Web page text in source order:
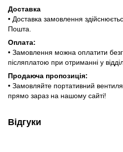
Доставка
• Доставка замовлення
Пошта.
Оплата:
• Замовлення можна оплатити
післяплатою при отриманні у
Продаюча пропозиція:
• Замовляйте портативний
прямо зараз на нашому сайті!
Відгуки